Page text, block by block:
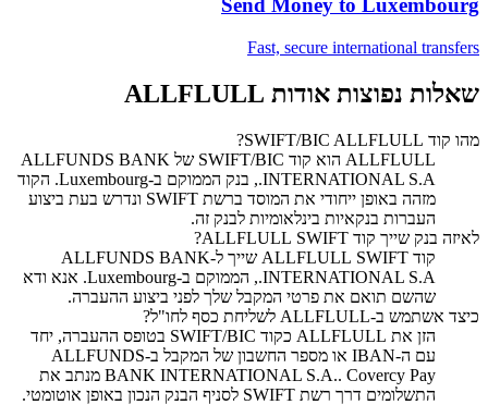
Send Money to Luxembourg
Fast, secure international transfers
שאלות נפוצות אודות ALLFLULL
מהו קוד SWIFT/BIC ALLFLULL?
‏ALLFLULL הוא קוד SWIFT/BIC של ALLFUNDS BANK
INTERNATIONAL S.A., בנק הממוקם ב-Luxembourg. הקוד
מזהה באופן ייחודי את המוסד ברשת SWIFT ונדרש בעת ביצוע
העברות בנקאיות בינלאומיות לבנק זה.
לאיזה בנק שייך קוד SWIFT ‏ALLFLULL?
קוד SWIFT ‏ALLFLULL שייך ל-ALLFUNDS BANK
INTERNATIONAL S.A., הממוקם ב-Luxembourg. אנא ודא
שהשם תואם את פרטי המקבל שלך לפני ביצוע ההעברה.
כיצד אשתמש ב-ALLFLULL לשליחת כסף לחו"ל?
הזן את ALLFLULL כקוד SWIFT/BIC בטופס ההעברה, יחד
עם ה-IBAN או מספר החשבון של המקבל ב-ALLFUNDS
BANK INTERNATIONAL S.A.. Covercy Pay מנתב את
התשלומים דרך רשת SWIFT לסניף הבנק הנכון באופן אוטומטי.